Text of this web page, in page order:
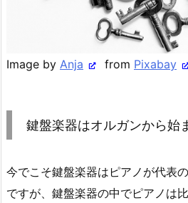
Image by Anja from Pixabay
鍵盤楽器はオルガンから始
今でこそ鍵盤楽器はピアノが代表
ですが、鍵盤楽器の中でピアノは